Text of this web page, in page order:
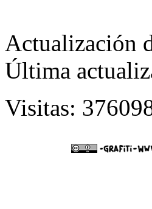
Actualización
Última
Visitas: